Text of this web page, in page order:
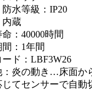
防水等級：IP20
内蔵
：40000時間
：1年間
ド：LBF3W26
：炎の動き…床面か
じてセンサーで自動